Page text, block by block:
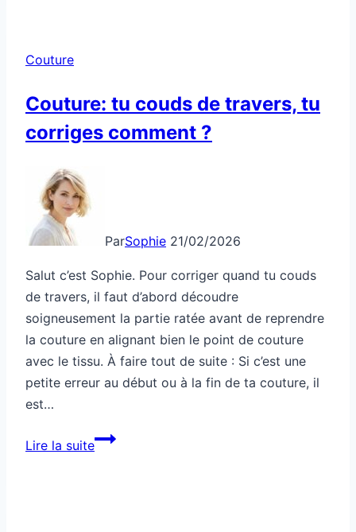
Couture
Couture: tu couds de travers, tu
corriges comment ?
ParSophie 21/02/2026
Salut c’est Sophie. Pour corriger quand tu couds
de travers, il faut d’abord découdre
soigneusement la partie ratée avant de reprendre
la couture en alignant bien le point de couture
avec le tissu. À faire tout de suite : Si c’est une
petite erreur au début ou à la fin de ta couture, il
est…
Lire la suiteCouture: